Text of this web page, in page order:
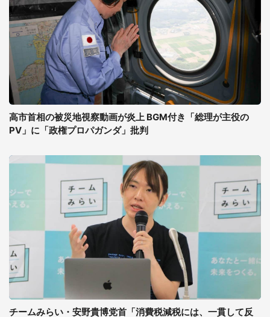
高市首相の被災地視察動画が炎上 BGM付き「総理が主役の
PV」に「政権プロパガンダ」批判
チームみらい・安野貴博党首「消費税減税には、一貫して反